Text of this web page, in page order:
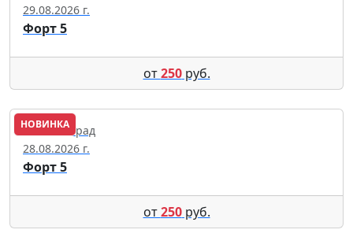
29.08.2026 г.
Форт 5
от250руб.
НОВИНКА
Калининград
28.08.2026 г.
Форт 5
от250руб.